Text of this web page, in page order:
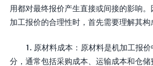
用都对最终报价产生直接或间接的影响。
加工报价的合理性时，首先需要理解其构
1. 原材料成本：原材料是机加工报
分，通常包括采购成本、运输成本和仓